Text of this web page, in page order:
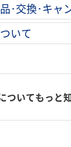
･交換･キャ
いて
ついてもっと